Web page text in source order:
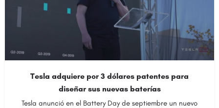
Tesla adquiere por 3 dólares patentes para
diseñar sus nuevas baterías
Tesla anunció en el Battery Day de septiembre un nuevo